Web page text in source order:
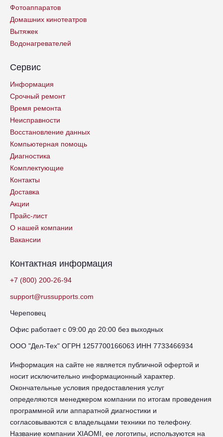
Фотоаппаратов
Домашних кинотеатров
Вытяжек
Водонагревателей
Сервис
Информация
Срочный ремонт
Время ремонта
Неисправности
Восстановление данных
Компьютерная помощь
Диагностика
Комплектующие
Контакты
Доставка
Акции
Прайс-лист
О нашей компании
Вакансии
Контактная информация
+7 (800) 200-26-94
support@russupports.com
Череповец
Офис работает с 09:00 до 20:00 без выходных
ООО "Дел-Тех" ОГРН 1257700166063 ИНН 7733466934
Информация на сайте не является публичной офертой и
носит исключительно информационный характер.
Окончательные условия предоставления услуг
определяются менеджером компании по итогам проведения
программной или аппаратной диагностики и
согласовываются с владельцами техники по телефону.
Название компании XIAOMI, ее логотипы, используются на